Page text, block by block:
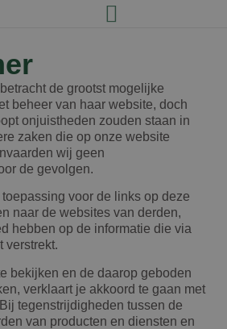
de grootst mogelijke
beheer van haar website, doch
onjuistheden zouden staan in
zaken die op onze website
wij geen
de gevolgen.
voor de links op deze
naar de websites van derden,
hebben op de informatie die via
verstrekt.
bekijken en de daarop geboden
verklaart je akkoord te gaan met
tegenstrijdigheden tussen de
van producten en diensten en